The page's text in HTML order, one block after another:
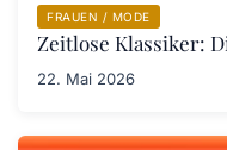
FRAUEN / MODE
Zeitlose Klassiker:
22. Mai 2026